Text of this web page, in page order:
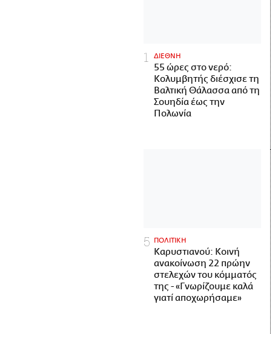
ΔΙΕΘΝΗ
55 ώρες στο νερό:
Κολυμβητής διέσχισε τη
Βαλτική Θάλασσα από τη
Σουηδία έως την
Πολωνία
ΠΟΛΙΤΙΚΗ
Καρυστιανού: Κοινή
ανακοίνωση 22 πρώην
στελεχών του κόμματός
της - «Γνωρίζουμε καλά
γιατί αποχωρήσαμε»